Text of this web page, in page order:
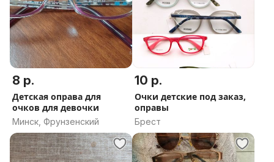
8 р.
Детская оправа для
очков для девочки
Минск, Фрунзенский
10 р.
Очки детские под заказ,
оправы
Брест